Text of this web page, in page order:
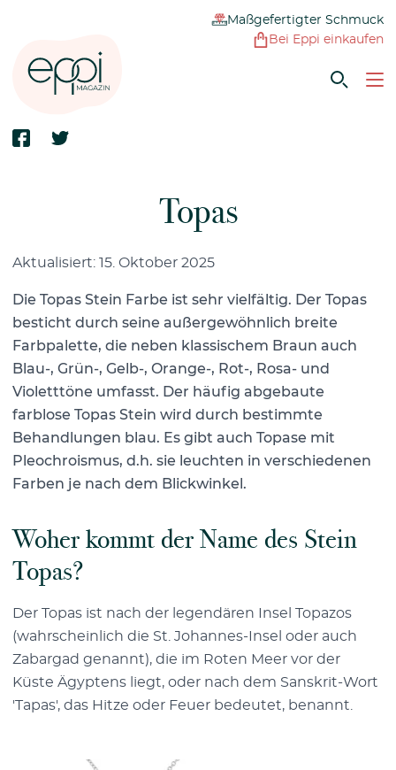
Maßgefertigter Schmuck
Bei Eppi einkaufen
Topas
Aktualisiert: 15. Oktober 2025
Die Topas Stein Farbe ist sehr vielfältig. Der Topas
besticht durch seine außergewöhnlich breite
Farbpalette, die neben klassischem Braun auch
Blau-, Grün-, Gelb-, Orange-, Rot-, Rosa- und
Violetttöne umfasst. Der häufig abgebaute
farblose Topas Stein wird durch bestimmte
Behandlungen blau. Es gibt auch Topase mit
Pleochroismus, d.h. sie leuchten in verschiedenen
Farben je nach dem Blickwinkel.
Woher kommt der Name des Stein
Topas?
Der Topas ist nach der legendären Insel Topazos
(wahrscheinlich die St. Johannes-Insel oder auch
Zabargad genannt), die im Roten Meer vor der
Küste Ägyptens liegt, oder nach dem Sanskrit-Wort
'Tapas', das Hitze oder Feuer bedeutet, benannt.